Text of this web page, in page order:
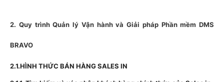
2. Quy trình Quản lý Vận hành và Giải pháp Phần mềm DMS
BRAVO
2.1.HÌNH THỨC BÁN HÀNG SALES IN